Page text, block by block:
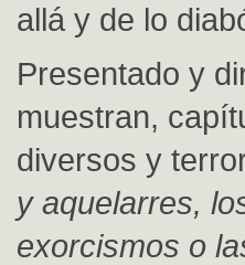
allá y de lo
Presentado y
muestran,
diversos y
y aquelarres,
exorcismos o